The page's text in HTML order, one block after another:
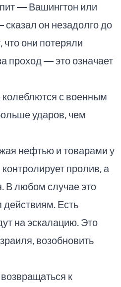
— Вашингтон или
сказал он незадолго до
что они потеряли
проход — это означает
с военным
ударов, чем
нефтью и товарами у
пролив, а
В любом случае это
Есть
на эскалацию. Это
возобновить
к